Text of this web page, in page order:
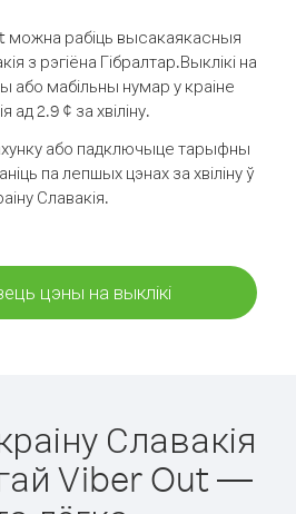
рабіць высакаякасныя
з рэгіёна Гібралтар.Выклікі на
мабільны нумар у краіне
ад 2.9 ¢ за хвіліну.
або падключыце тарыфны
па лепшых цэнах за хвіліну ў
Славакія.
цэны на выклікі
Славакія
Viber Out —